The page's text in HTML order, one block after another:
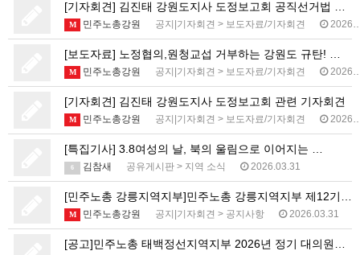
M 민주노총강원 공지|기자회견 > 보도자료/기자회견 2026.04.15
[보도자료] 노정협의,원청교섭 거부하는 강원도 규탄! …
M 민주노총강원 공지|기자회견 > 보도자료/기자회견 2026.04.15
[기자회견] 김진태 강원도지사 도정보고회 관련 기자회견
M 민주노총강원 공지|기자회견 > 보도자료/기자회견 2026.04.15
[특집기사] 3.8여성의 날, 북의 울림으로 이어지는 …
6 김참새 공유게시판 > 지역 소식 2026.03.31
M 민주노총강원 공지|기자회견 > 공지사항 2026.03.31
[공고]민주노총 태백정선지역지부 2026년 정기 대의원…